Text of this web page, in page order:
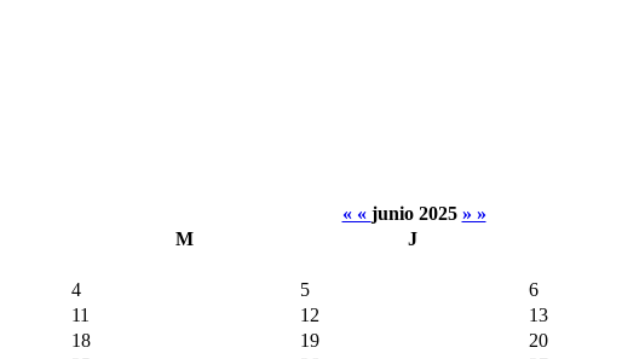
« « junio 2025 » »
M J
4 5 6
11 12 13
18 19 20